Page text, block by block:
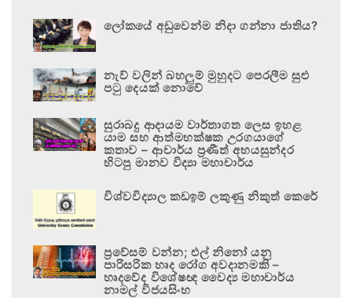
ලෝකයේ අඩුවෙන්ම නිදා ගන්නා ජාතිය?
නැව් වලින් බහලුම් මුහුදට පෙරලීම සුළු
පටු දෙයක් නොවේ
සුරාබදු ආදායම වාර්තාගත ලෙස ඉහළ
යාම සහ ආත්මභක්ෂක උරගයාගේ
කතාව – ආචාර්ය ප්‍රණීත් අභයසුන්දර
හිටපු මානව විද්‍යා මහාචාර්ය
විශ්වවිද්‍යාල කඩඉම් ලකුණු නිකුත් කෙරේ
ප්‍රවේසම් වන්න; එල් නිනෝ යනු
පාරිසරික හෘද රෝග අවදානමකි –
හෘදවේද විශේෂඥ වෛද්‍ය මහාචාර්ය
නාමල් විජයසිංහ